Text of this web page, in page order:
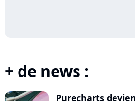
+ de news :
Purecharts